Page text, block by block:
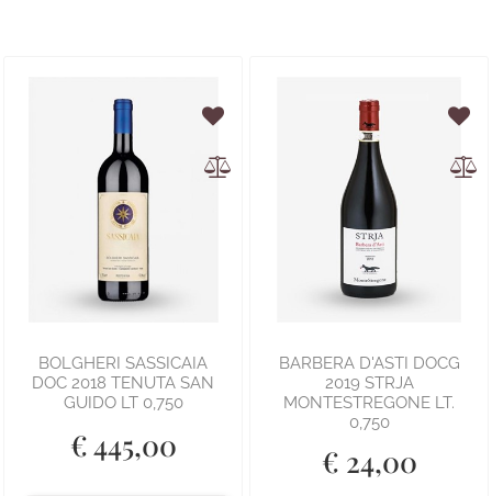
BOLGHERI SASSICAIA
DOC 2018 TENUTA SAN
GUIDO LT 0,750
€ 445,00
BARBERA D'ASTI DOCG
2019 STRJA
MONTESTREGONE LT.
0,750
€ 24,00